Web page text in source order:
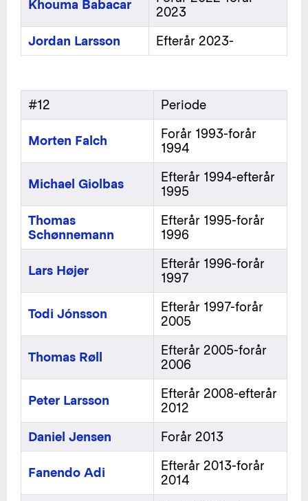
Khouma Babacar
2023
Jordan Larsson
Efterår 2023-
#12 Periode
Morten Falch
Forår 1993-forår
1994
Michael Giolbas
Efterår 1994-efterår
1995
Thomas
Schønnemann
Efterår 1995-forår
1996
Lars Højer
Efterår 1996-forår
1997
Todi Jónsson
Efterår 1997-forår
2005
Thomas Røll
Efterår 2005-forår
2006
Peter Larsson
Efterår 2008-efterår
2012
Daniel Jensen
Forår 2013
Fanendo Adi
Efterår 2013-forår
2014